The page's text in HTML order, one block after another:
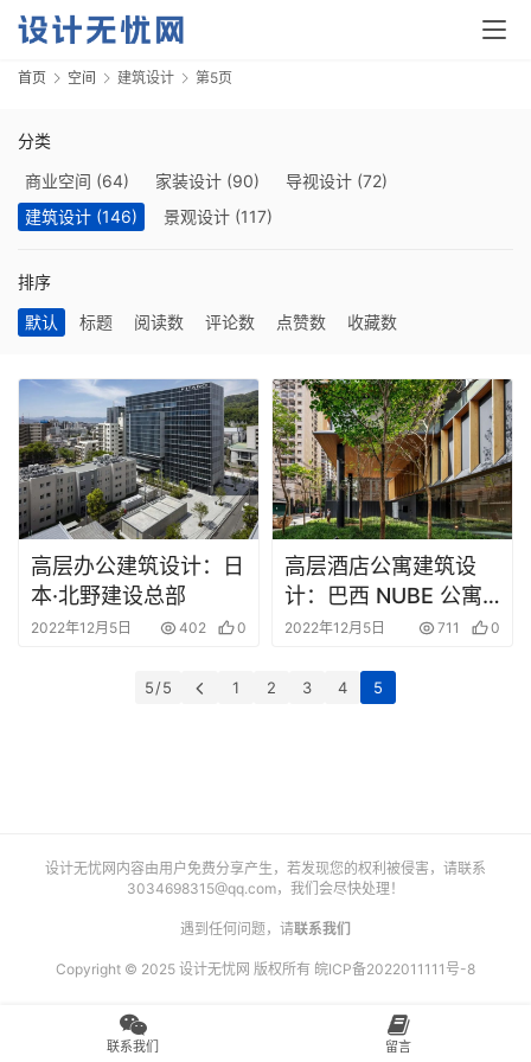
首
页
资
讯
平
面
空
间
艺
术
登录 注册
首页 空间 建筑设计 第5页
分类
商业空间 (64) 家装设计 (90) 导视设计 (72)
建筑设计 (146) 景观设计 (117)
排序
默认
标题 阅读数 评论数 点赞数 收藏数
高层办公建筑设计：日
本·北野建设总部
2022年12月5日 402 0
高层酒店公寓建筑设
计：巴西 NUBE 公寓
楼
2022年12月5日 711 0
5 / 5 1 2 3 4 5
设计无忧网内容由用户免费分享产生，若发现您的权利被侵害，请联系
3034698315@qq.com，我们会尽快处理！
遇到任何问题，请联系我们
Copyright © 2025 设计无忧网 版权所有 皖ICP备2022011111号-8
联系我们 留言